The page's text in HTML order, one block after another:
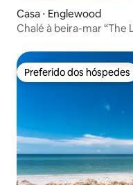
Casa ⋅ Englewood
Chalé à beira-mar “The
Preferido dos hóspedes
Preferido dos hóspedes